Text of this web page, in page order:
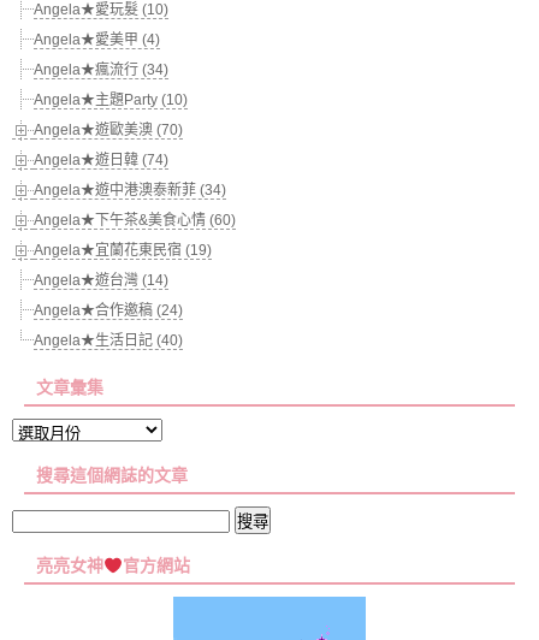
Angela★愛玩髮 (10)
Angela★愛美甲 (4)
Angela★瘋流行 (34)
Angela★主題Party (10)
Angela★遊歐美澳 (70)
Angela★遊日韓 (74)
Angela★遊中港澳泰新菲 (34)
Angela★下午茶&美食心情 (60)
Angela★宜蘭花東民宿 (19)
Angela★遊台灣 (14)
Angela★合作邀稿 (24)
Angela★生活日記 (40)
文章彙集
文
彙
搜尋這個網誌的文章
關
亮亮女神 官方網站